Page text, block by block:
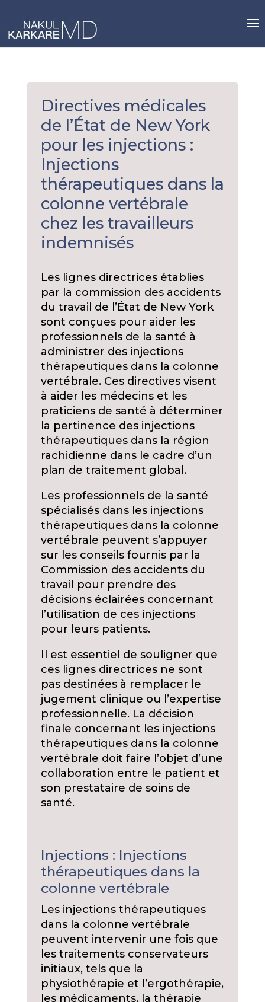
content
Directives médicales
de l’État de New York
pour les injections :
Injections
thérapeutiques dans la
colonne vertébrale
chez les travailleurs
indemnisés
Les lignes directrices établies
par la commission des accidents
du travail de l’État de New York
sont conçues pour aider les
professionnels de la santé à
administrer des injections
thérapeutiques dans la colonne
vertébrale. Ces directives visent
à aider les médecins et les
praticiens de santé à déterminer
la pertinence des injections
thérapeutiques dans la région
rachidienne dans le cadre d’un
plan de traitement global.
Les professionnels de la santé
spécialisés dans les injections
thérapeutiques dans la colonne
vertébrale peuvent s’appuyer
sur les conseils fournis par la
Commission des accidents du
travail pour prendre des
décisions éclairées concernant
l’utilisation de ces injections
pour leurs patients.
Il est essentiel de souligner que
ces lignes directrices ne sont
pas destinées à remplacer le
jugement clinique ou l’expertise
professionnelle. La décision
finale concernant les injections
thérapeutiques dans la colonne
vertébrale doit faire l’objet d’une
collaboration entre le patient et
son prestataire de soins de
santé.
Injections : Injections
thérapeutiques dans la
colonne vertébrale
Les injections thérapeutiques
dans la colonne vertébrale
peuvent intervenir une fois que
les traitements conservateurs
initiaux, tels que la
physiothérapie et l’ergothérapie,
les médicaments, la thérapie